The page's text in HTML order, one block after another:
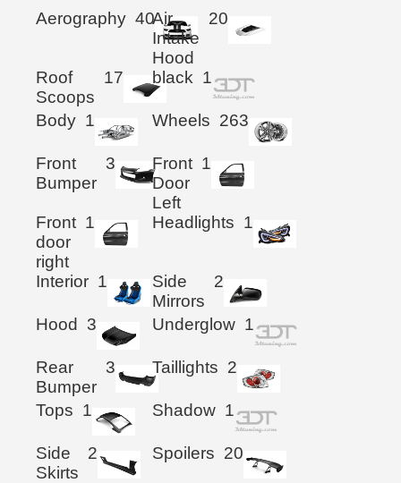
Aerography 40Air
Intake
Hood
20
Roof
Scoops
17 black 1
Body 1 Wheels 263
Front
Bumper
3
Front
Door
Left
1
Front
door
right
1 Headlights 1
Interior 1
Side
Mirrors
2
Hood 3 Underglow 1
Rear
Bumper
3 Taillights 2
Tops 1 Shadow 1
Side
Skirts
2 Spoilers 20